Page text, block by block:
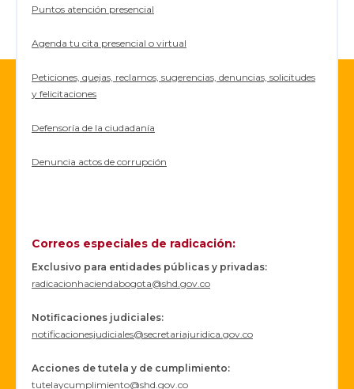
Puntos atención presencial
Agenda tu cita presencial o virtual
Peticiones, quejas, reclamos, sugerencias, denuncias, solicitudes
y felicitaciones
Defensoría de la ciudadanía
Denuncia actos de corrupción
Correos especiales de radicación:
Exclusivo para entidades públicas y privadas:
radicacionhaciendabogota@shd.gov.co
Notificaciones judiciales:
notificacionesjudiciales@secretariajuridica.gov.co
Acciones de tutela y de cumplimiento:
tutelaycumplimiento@shd.gov.co